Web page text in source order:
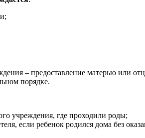
– предоставление матерью или
порядке.
учреждения, где проходили роды;
если ребенок родился дома без